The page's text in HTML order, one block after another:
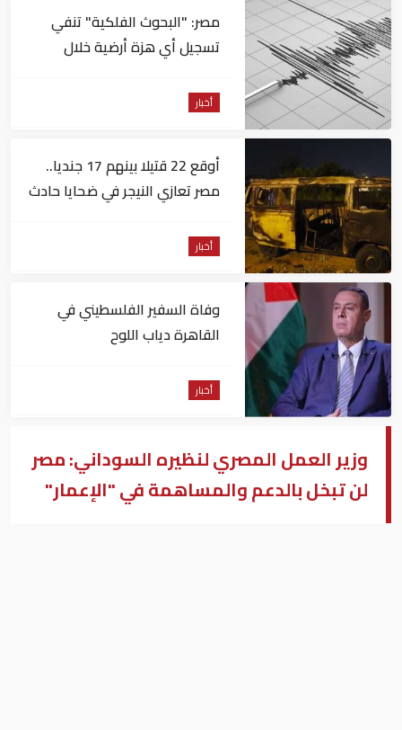
مصر: "البحوث الفلكية" تنفي
تسجيل أي هزة أرضية خلال
أخبار
أوقع 22 قتيلا بينهم 17 جنديا..
مصر تعازي النيجر في ضحايا حادث
أخبار
وفاة السفير الفلسطيني في
القاهرة دياب اللوح
أخبار
وزير العمل المصري لنظيره السوداني: مصر
لن تبخل بالدعم والمساهمة في "الإعمار"